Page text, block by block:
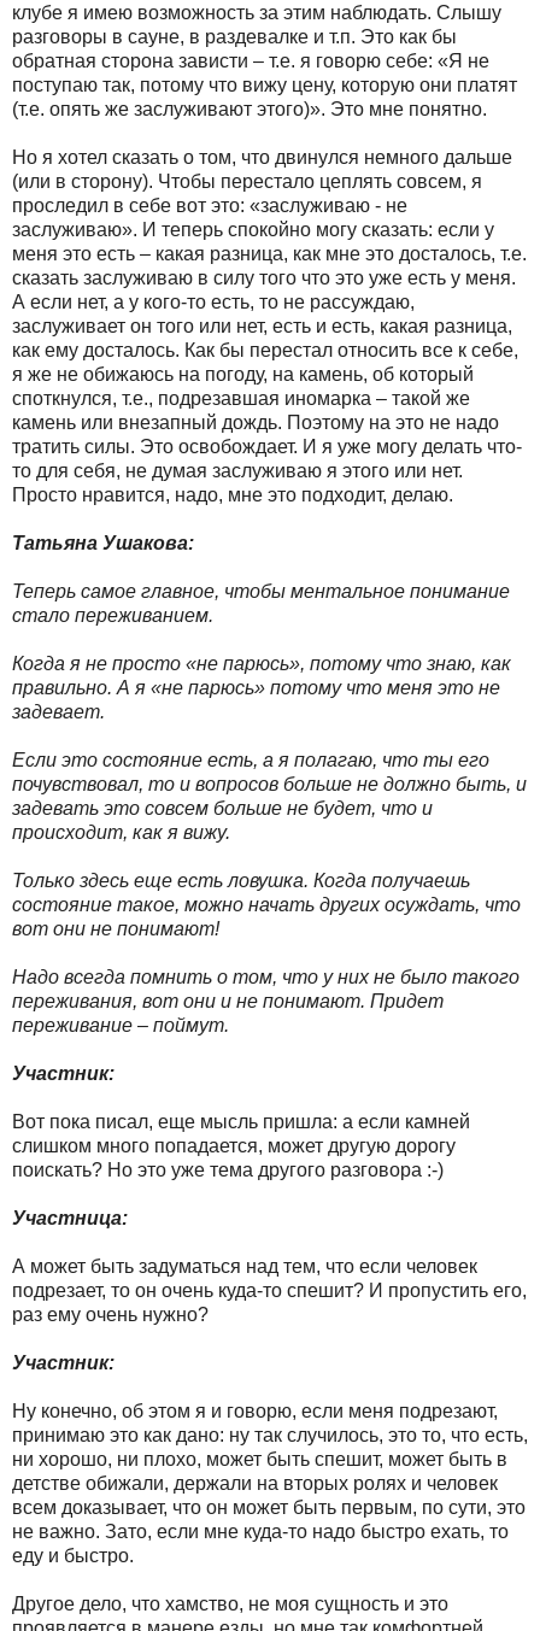
клубе я имею возможность за этим наблюдать. Слышу
разговоры в сауне, в раздевалке и т.п. Это как бы
обратная сторона зависти – т.е. я говорю себе: «Я не
поступаю так, потому что вижу цену, которую они платят
(т.е. опять же заслуживают этого)». Это мне понятно.
Но я хотел сказать о том, что двинулся немного дальше
(или в сторону). Чтобы перестало цеплять совсем, я
проследил в себе вот это: «заслуживаю - не
заслуживаю». И теперь спокойно могу сказать: если у
меня это есть – какая разница, как мне это досталось, т.е.
сказать заслуживаю в силу того что это уже есть у меня.
А если нет, а у кого-то есть, то не рассуждаю,
заслуживает он того или нет, есть и есть, какая разница,
как ему досталось. Как бы перестал относить все к себе,
я же не обижаюсь на погоду, на камень, об который
споткнулся, т.е., подрезавшая иномарка – такой же
камень или внезапный дождь. Поэтому на это не надо
тратить силы. Это освобождает. И я уже могу делать что-
то для себя, не думая заслуживаю я этого или нет.
Просто нравится, надо, мне это подходит, делаю.
Татьяна Ушакова:
Теперь самое главное, чтобы ментальное понимание
стало переживанием.
Когда я не просто «не парюсь», потому что знаю, как
правильно. А я «не парюсь» потому что меня это не
задевает.
Если это состояние есть, а я полагаю, что ты его
почувствовал, то и вопросов больше не должно быть, и
задевать это совсем больше не будет, что и
происходит, как я вижу.
Только здесь еще есть ловушка. Когда получаешь
состояние такое, можно начать других осуждать, что
вот они не понимают!
Надо всегда помнить о том, что у них не было такого
переживания, вот они и не понимают. Придет
переживание – поймут.
Участник:
Вот пока писал, еще мысль пришла: а если камней
слишком много попадается, может другую дорогу
поискать? Но это уже тема другого разговора :-)
Участница:
А может быть задуматься над тем, что если человек
подрезает, то он очень куда-то спешит? И пропустить его,
раз ему очень нужно?
Участник:
Ну конечно, об этом я и говорю, если меня подрезают,
принимаю это как дано: ну так случилось, это то, что есть,
ни хорошо, ни плохо, может быть спешит, может быть в
детстве обижали, держали на вторых ролях и человек
всем доказывает, что он может быть первым, по сути, это
не важно. Зато, если мне куда-то надо быстро ехать, то
еду и быстро.
Другое дело, что хамство, не моя сущность и это